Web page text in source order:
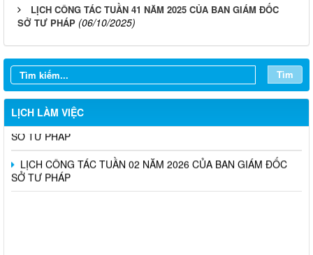
LỊCH CÔNG TÁC TUẦN 41 NĂM 2025 CỦA BAN GIÁM ĐỐC
SỞ TƯ PHÁP (06/10/2025)
Tìm
LỊCH LÀM VIỆC
SỞ TƯ PHÁP
LỊCH CÔNG TÁC TUẦN 10 NĂM 2026 CỦA BAN GIÁM ĐỐC
SỞ TƯ PHÁP
LỊCH CÔNG TÁC TUẦN 09 NĂM 2026 CỦA BAN GIÁM ĐỐC
SỞ TƯ PHÁP
LỊCH CÔNG TÁC TUẦN 02 NĂM 2026 CỦA BAN GIÁM ĐỐC
SỞ TƯ PHÁP